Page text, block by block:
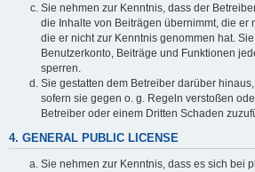
Sie nehmen zur Kenntnis, dass der
die Inhalte von Beiträgen übernimmt, die er
die er nicht zur Kenntnis genommen hat.
Benutzerkonto, Beiträge und Funktionen
sperren.
Sie gestatten dem Betreiber darüber
sofern sie gegen o. g. Regeln verstoßen
Betreiber oder einem Dritten Schaden
4. GENERAL PUBLIC LICENSE
Sie nehmen zur Kenntnis, dass es sich bei